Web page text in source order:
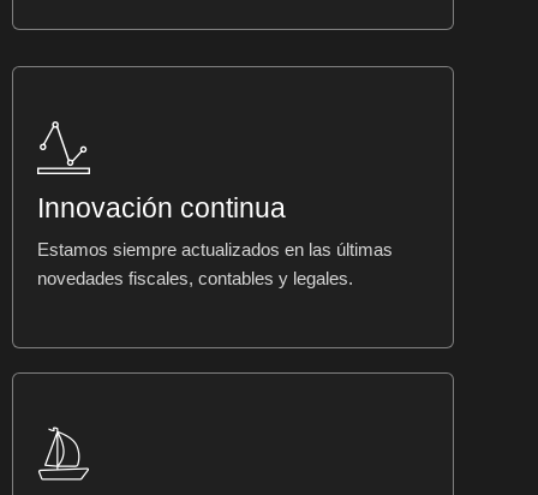
Innovación continua
Estamos siempre actualizados en las últimas
novedades fiscales, contables y legales.